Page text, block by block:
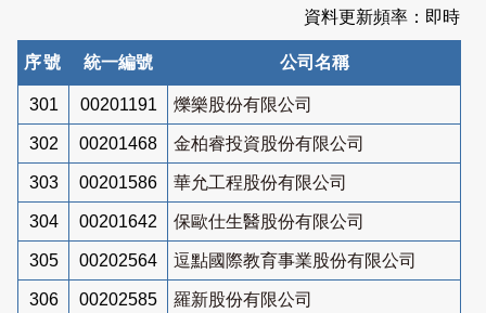
資料更新頻率：即時
序號 統一編號 公司名稱
301 00201191 爍樂股份有限公司
302 00201468 金柏睿投資股份有限公司
303 00201586 華允工程股份有限公司
304 00201642 保歐仕生醫股份有限公司
305 00202564 逗點國際教育事業股份有限公司
306 00202585 羅新股份有限公司